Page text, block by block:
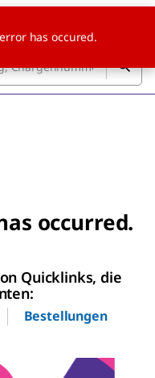
occurred.
Quicklinks, die
Bestellungen
has occured.